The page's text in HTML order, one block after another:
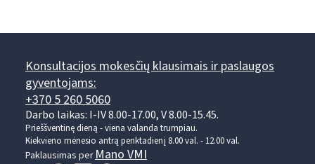
Konsultacijos mokesčių klausimais ir paslaugos
gyventojams:
+370 5 260 5060
Darbo laikas: I-IV 8.00-17.00, V 8.00-15.45.
Prieššventinę dieną - viena valanda trumpiau.
Kiekvieno mėnesio antrą penktadienį 8.00 val. - 12.00 val.
Paklausimas per Mano VMI